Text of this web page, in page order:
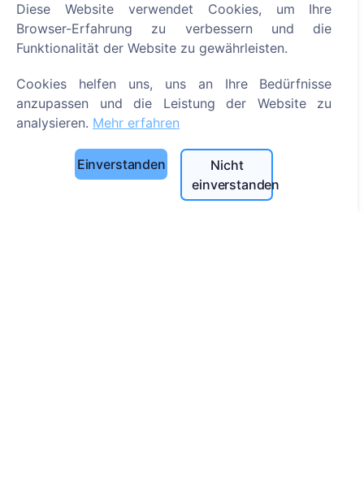
Über CEMETY
Häufig gestellte Fragen
Liste der Gemeinden und Benutzer
Datenschutzrichtlinie
Cookie-Einstellungen
Suche
Diese Website verwendet Cookies, um Ihre
Browser-Erfahrung zu verbessern und die
Funktionalität der Website zu gewährleisten.
Cookies helfen uns, uns an Ihre Bedürfnisse
anzupassen und die Leistung der Website zu
analysieren. Mehr erfahren
Einverstanden
Nicht
einverstanden